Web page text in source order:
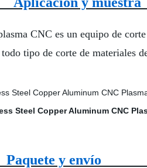
CNC es un equipo de
tipo de corte de materiales
y